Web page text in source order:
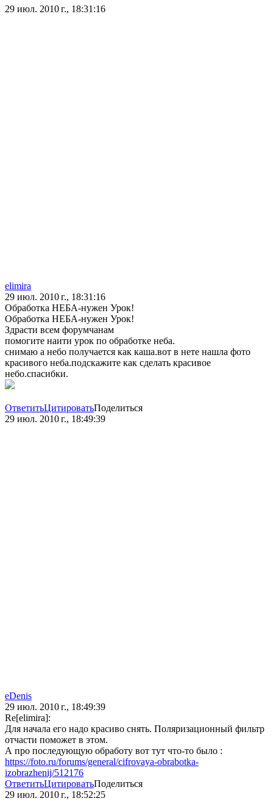
29 июл. 2010 г., 18:31:16
elimira
29 июл. 2010 г., 18:31:16
Обработка НЕБА-нужен Урок!
Обработка НЕБА-нужен Урок!
Здрасти всем форумчанам
помогите наити урок по обработке неба.
снимаю а небо получается как каша.вот в нете нашла фото
красивого неба.подскажите как сделать красивое
небо.спасибки.
ОтветитьЦитироватьПоделиться
29 июл. 2010 г., 18:49:39
eDenis
29 июл. 2010 г., 18:49:39
Re[elimira]:
Для начала его надо красиво снять. Поляризационный фильтр
отчасти поможет в этом.
А про последующую обработу вот тут что-то было :
https://foto.ru/forums/general/cifrovaya-obrabotka-
izobrazhenij/512176
ОтветитьЦитироватьПоделиться
29 июл. 2010 г., 18:52:25